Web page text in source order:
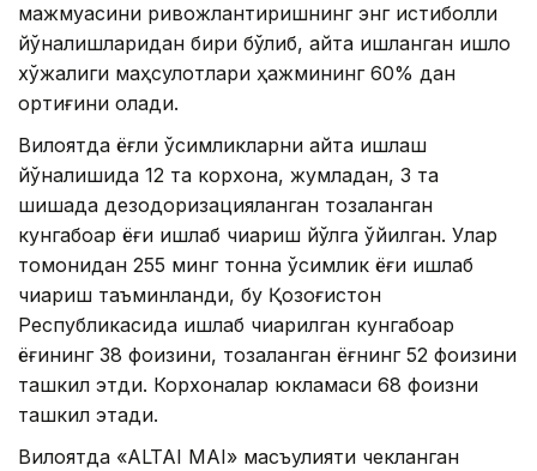
мажмуасини ривожлантиришнинг энг истиқболли
йўналишларидан бири бўлиб, қайта ишланган қишлоқ
хўжалиги маҳсулотлари ҳажмининг 60% дан
ортиғини олади.
Вилоятда ёғли ўсимликларни қайта ишлаш
йўналишида 12 та корхона, жумладан, 3 та
шишада дезодоризацияланган тозаланган
кунгабоқар ёғи ишлаб чиқариш йўлга қўйилган. Улар
томонидан 255 минг тонна ўсимлик ёғи ишлаб
чиқариш таъминланди, бу Қозоғистон
Республикасида ишлаб чиқарилган кунгабоқар
ёғининг 38 фоизини, тозаланган ёғнинг 52 фоизини
ташкил этди. Корхоналар юкламаси 68 фоизни
ташкил этади.
Вилоятда «ALTAI MAI» масъулияти чекланган